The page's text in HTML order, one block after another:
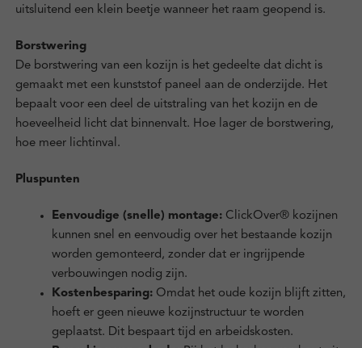
uitsluitend een klein beetje wanneer het raam geopend is.
Borstwering
De borstwering van een kozijn is het gedeelte dat dicht is
gemaakt met een kunststof paneel aan de onderzijde. Het
bepaalt voor een deel de uitstraling van het kozijn en de
hoeveelheid licht dat binnenvalt. Hoe lager de borstwering,
hoe meer lichtinval.
Pluspunten
Eenvoudige (snelle) montage:ClickOver® kozijnen
kunnen snel en eenvoudig over het bestaande kozijn
worden gemonteerd, zonder dat er ingrijpende
verbouwingen nodig zijn.
Kostenbesparing:Omdat het oude kozijn blijft zitten,
hoeft er geen nieuwe kozijnstructuur te worden
geplaatst. Dit bespaart tijd en arbeidskosten.